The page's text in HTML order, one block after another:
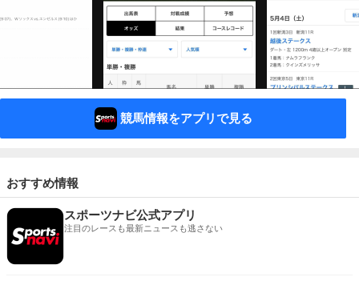
競馬情報をアプリで見る
おすすめ情報
スポーツナビ公式アプリ
注目のレースも最新ニュースも逃さない